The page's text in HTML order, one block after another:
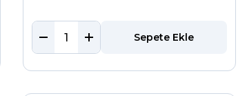
Sepete Ekle